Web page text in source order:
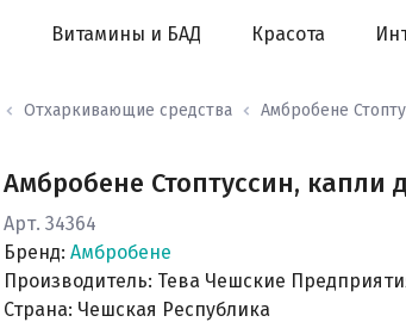
Витамины и БАД Красота
Отхаркивающие средства Амбробене
Амбробене Стоптуссин, капли
Арт. 34364
Бренд: Амбробене
Производитель: Тева Чешские
Страна: Чешская Республика